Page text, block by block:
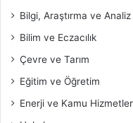
Bilgi, Araştırma ve Analiz
Bilim ve Eczacılık
Çevre ve Tarım
Eğitim ve Öğretim
Enerji ve Kamu